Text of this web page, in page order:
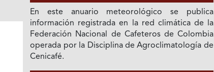
En este anuario meteorológico se publica
información registrada en la red climática de la
Federación Nacional de Cafeteros de Colombia
operada por la Disciplina de Agroclimatología de
Cenicafé.